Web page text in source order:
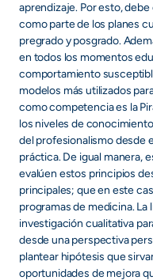
aprendizaje. Por esto,
como parte de los planes
pregrado y posgrado.
en todos los momentos
comportamiento
modelos más utilizados
como competencia es la
los niveles de
del profesionalismo desde
práctica. De igual manera,
evalúen estos principios
principales; que en este
programas de medicina.
investigación cualitativa
desde una perspectiva
plantear hipótesis que
oportunidades de mejora